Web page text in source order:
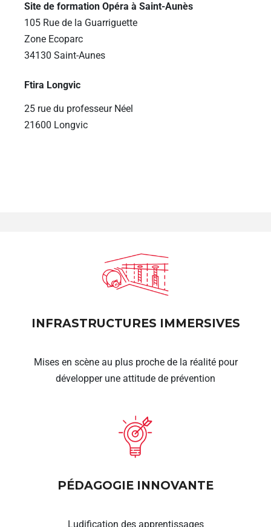
Site de formation Opéra à Saint-Aunès
105 Rue de la Guarriguette
Zone Ecoparc
34130 Saint-Aunes
Ftira Longvic
25 rue du professeur Néel
21600 Longvic
INFRASTRUCTURES IMMERSIVES
Mises en scène au plus proche de la réalité pour
développer une attitude de prévention
PÉDAGOGIE INNOVANTE
Ludification des apprentissages